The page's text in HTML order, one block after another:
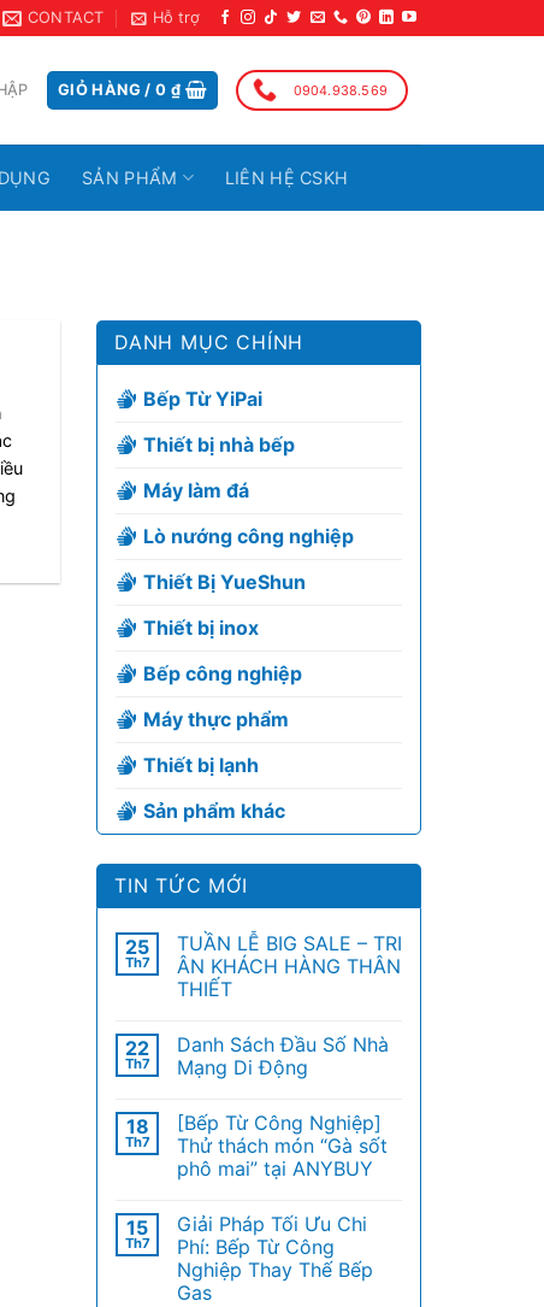
CONTACT Hỗ trợ
GIỎ HÀNG /0 ₫ 0904.938.569
SẢN PHẨM LIÊN HỆ CSKH
DANH MỤC CHÍNH
Bếp Từ YiPai
Thiết bị nhà bếp
Máy làm đá
Lò nướng công nghiệp
Thiết Bị YueShun
Thiết bị inox
Bếp công nghiệp
Máy thực phẩm
Thiết bị lạnh
Sản phẩm khác
TIN TỨC MỚI
25
Th7
TUẦN LỄ BIG SALE – TRI
ÂN KHÁCH HÀNG THÂN
THIẾT
22
Th7
Danh Sách Đầu Số Nhà
Mạng Di Động
18
Th7
[Bếp Từ Công Nghiệp]
Thử thách món “Gà sốt
phô mai” tại ANYBUY
15
Th7
Giải Pháp Tối Ưu Chi
Phí: Bếp Từ Công
Nghiệp Thay Thế Bếp
Gas